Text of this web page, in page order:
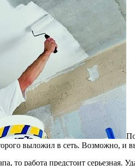
выложил в сеть. Возможно, и
то работа предстоит серьезная.